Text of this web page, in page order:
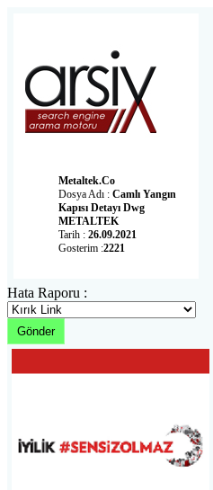
Metaltek.co
Dosya Adı : Camlı Yangın
Kapısı Detayı Dwg
METALTEK
Tarih : 26.09.2021
Gosterim :2221
Hata Raporu :